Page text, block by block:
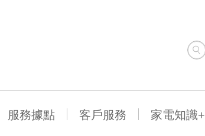
服務據點 客戶服務 家電知識+